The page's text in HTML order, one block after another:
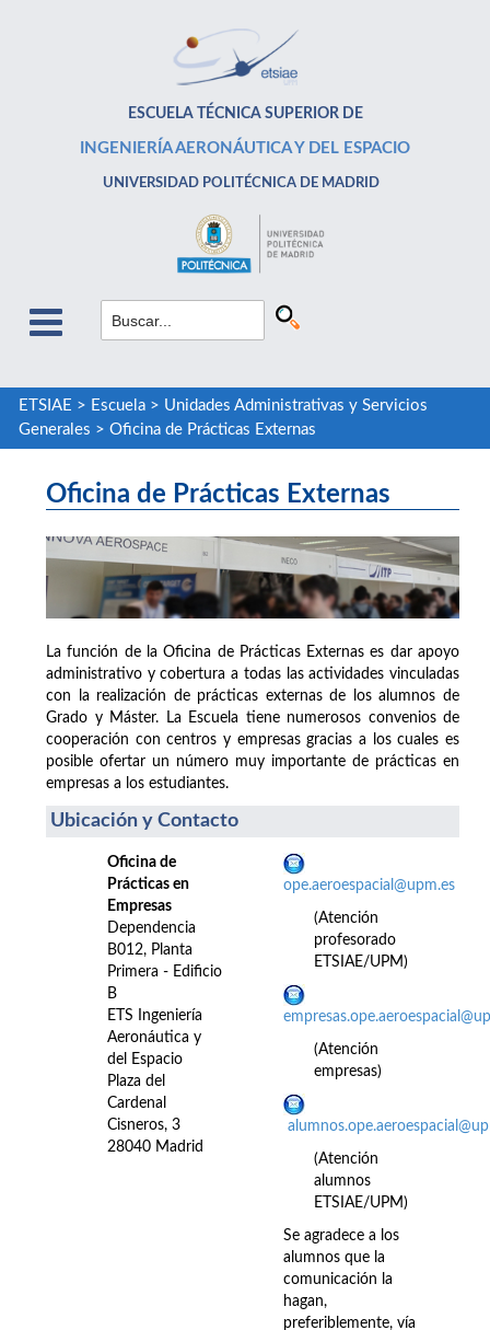
ESCUELA TÉCNICA SUPERIOR DE
INGENIERÍA AERONÁUTICA Y DEL ESPACIO
UNIVERSIDAD POLITÉCNICA DE MADRID
ETSIAE > Escuela> Unidades Administrativas y Servicios
Generales > Oficina de Prácticas Externas
Oficina de Prácticas Externas
La función de la Oficina de Prácticas Externas es dar apoyo
administrativo y cobertura a todas las actividades vinculadas
con la realización de prácticas externas de los alumnos de
Grado y Máster. La Escuela tiene numerosos convenios de
cooperación con centros y empresas gracias a los cuales es
posible ofertar un número muy importante de prácticas en
empresas a los estudiantes.
Ubicación y Contacto
Oficina de
Prácticas en
Empresas
Dependencia
B012, Planta
Primera - Edificio
B
ETS Ingeniería
Aeronáutica y
del Espacio
Plaza del
Cardenal
Cisneros, 3
28040 Madrid
ope.aeroespacial@upm.es
(Atención
profesorado
ETSIAE/UPM)
(Atención
empresas)
(Atención
alumnos
ETSIAE/UPM)
Se agradece a los
alumnos que la
comunicación la
hagan,
preferiblemente, vía